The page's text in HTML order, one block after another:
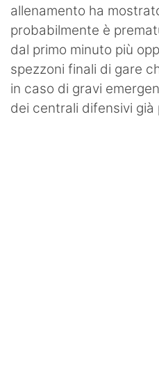
allenamento ha
probabilmente è
dal primo minuto più
spezzoni finali di gare
in caso di gravi
dei centrali difensivi già